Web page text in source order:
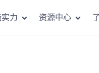
力 资源中心